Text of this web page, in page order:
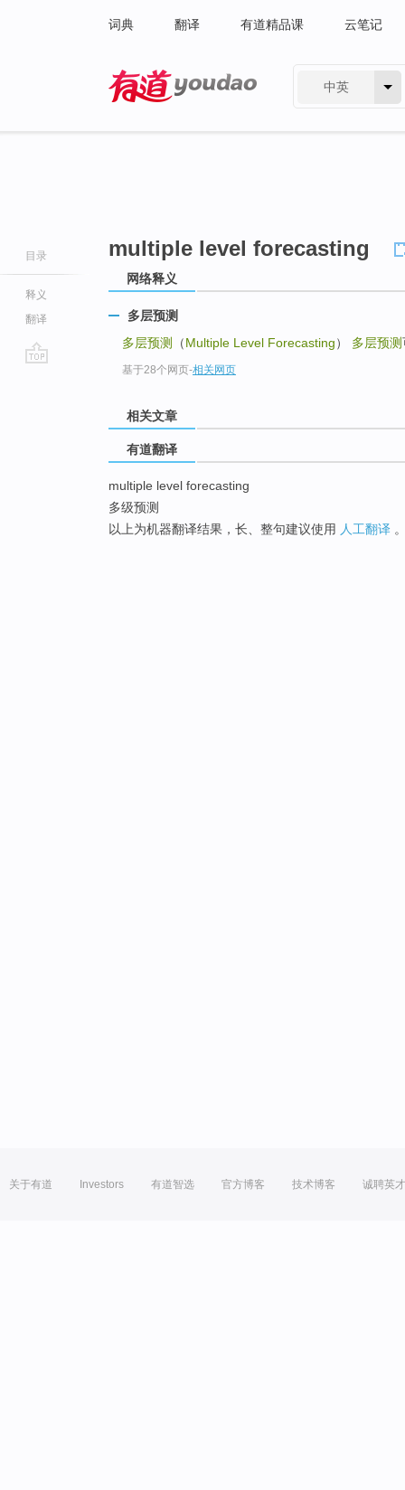
词典 翻译 有道精品课 云笔记
中英
目录
释义
翻译
multiple level forecasting
网络释义
多层预测
多层预测
（Multiple Level Forecasting） 多层预测
基于28个网页-相关网页
相关文章
有道翻译
multiple level forecasting
多级预测
以上为机器翻译结果，长、整句建议使用 人工翻译
关于有道 Investors 有道智选 官方博客 技术博客 诚聘英才